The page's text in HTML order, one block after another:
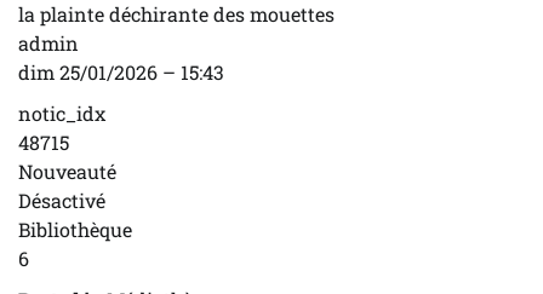
la plainte déchirante des mouettes
admin
dim 25/01/2026 – 15:43
notic_idx
48715
Nouveauté
Désactivé
Bibliothèque
6